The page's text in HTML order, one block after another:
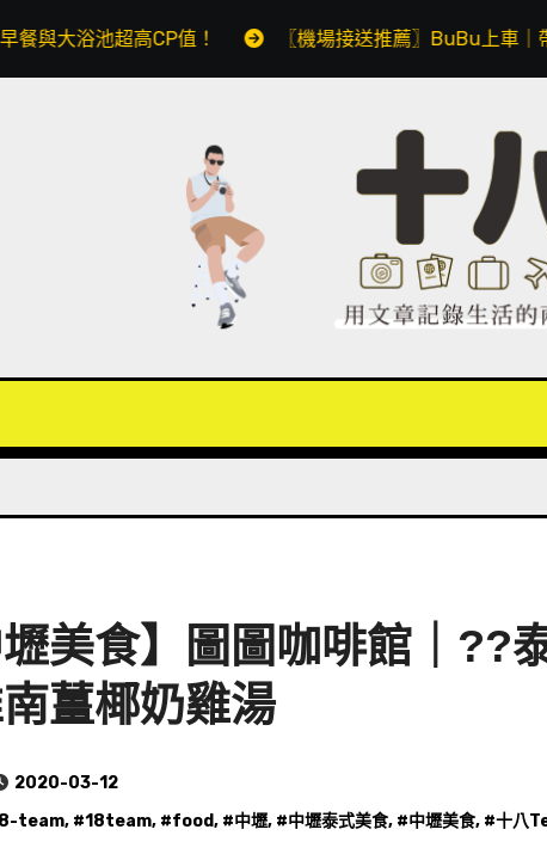
〖機場接送推薦〗BuBu上車｜帶長輩出國不狼狽，預約透
壢美食】圖圖咖啡館｜??
薑椰奶雞湯
2020-03-12
team, #18team, #food, #中壢, #中壢泰式美食, #中壢美食, #十八